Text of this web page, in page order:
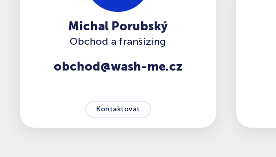
Michal Porubský
Obchod a franšízing
obchod@wash-me.cz
Kontaktovat